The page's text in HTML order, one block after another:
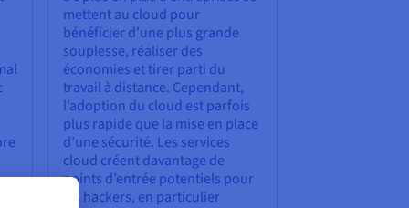
mettent au cloud pour
bénéficier d’une plus grande
souplesse, réaliser des
économies et tirer parti du
travail à distance. Cependant,
l’adoption du cloud est parfois
plus rapide que la mise en place
d’une sécurité. Les services
cloud créent davantage de
points d’entrée potentiels pour
les hackers, en particulier